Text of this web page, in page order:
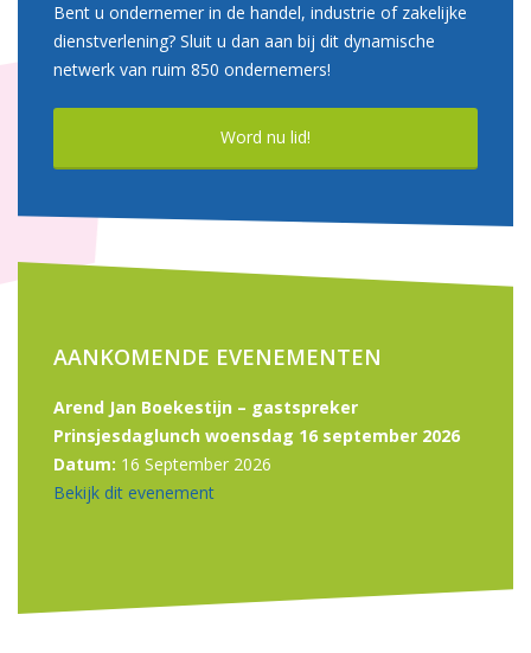
Bent u ondernemer in de handel, industrie of zakelijke
dienstverlening? Sluit u dan aan bij dit dynamische
netwerk van ruim 850 ondernemers!
Word nu lid!
AANKOMENDE EVENEMENTEN
Arend Jan Boekestijn – gastspreker
Prinsjesdaglunch woensdag 16 september 2026
Datum: 16 September 2026
Bekijk dit evenement